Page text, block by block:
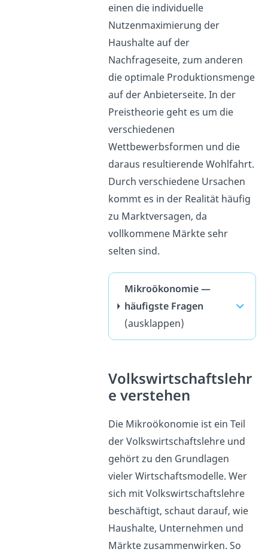
einen die individuelle
Nutzenmaximierung der
Haushalte auf der
Nachfrageseite, zum anderen
die optimale Produktionsmenge
auf der Anbieterseite. In der
Preistheorie geht es um die
verschiedenen
Wettbewerbsformen und die
daraus resultierende Wohlfahrt.
Durch verschiedene Ursachen
kommt es in der Realität häufig
zu Marktversagen, da
vollkommene Märkte sehr
selten sind.
Mikroökonomie —
häufigste Fragen
(ausklappen)
Volkswirtschaftslehr
e verstehen
Die Mikroökonomie ist ein Teil
der Volkswirtschaftslehre und
gehört zu den Grundlagen
vieler Wirtschaftsmodelle. Wer
sich mit Volkswirtschaftslehre
beschäftigt, schaut darauf, wie
Haushalte, Unternehmen und
Märkte zusammenwirken. So